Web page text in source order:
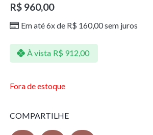
R$960,00
Em até 6x de R$ 160,00sem juros
À vista R$ 912,00
Fora de estoque
COMPARTILHE